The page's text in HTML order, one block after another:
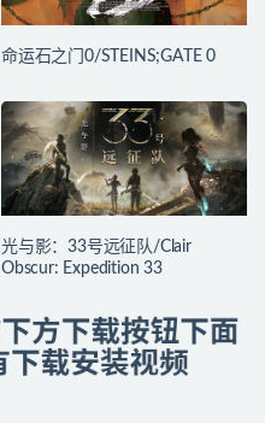
命运石之门0/STEINS;GATE 0
光与影：33号远征队/Clair
Obscur: Expedition 33